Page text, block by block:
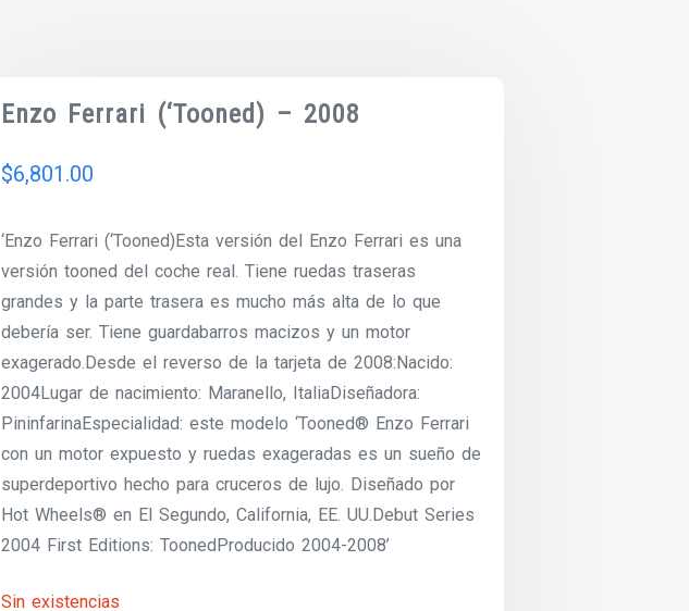
Enzo Ferrari (‘Tooned) – 2008
$6,801.00
‘Enzo Ferrari (‘Tooned)Esta versión del Enzo Ferrari es una
versión tooned del coche real. Tiene ruedas traseras
grandes y la parte trasera es mucho más alta de lo que
debería ser. Tiene guardabarros macizos y un motor
exagerado.Desde el reverso de la tarjeta de 2008:Nacido:
2004Lugar de nacimiento: Maranello, ItaliaDiseñadora:
PininfarinaEspecialidad: este modelo ‘Tooned® Enzo Ferrari
con un motor expuesto y ruedas exageradas es un sueño de
superdeportivo hecho para cruceros de lujo. Diseñado por
Hot Wheels® en El Segundo, California, EE. UU.Debut Series
2004 First Editions: ToonedProducido 2004-2008’
Sin existencias